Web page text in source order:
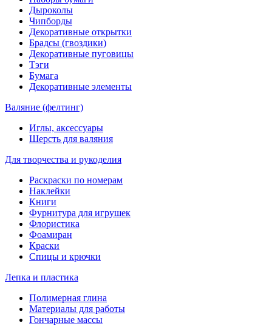
Дыроколы
Чипборды
Декоративные открытки
Брадсы (гвоздики)
Декоративные пуговицы
Тэги
Бумага
Декоративные элементы
Валяние (фелтинг)
Иглы, аксессуары
Шерсть для валяния
Для творчества и рукоделия
Раскраски по номерам
Наклейки
Книги
Фурнитура для игрушек
Флористика
Фоамиран
Краски
Спицы и крючки
Лепка и пластика
Полимерная глина
Материалы для работы
Гончарные массы